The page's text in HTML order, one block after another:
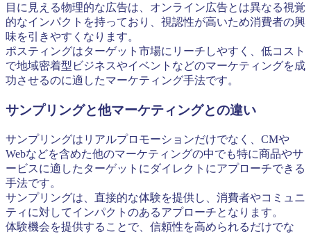
目に見える物理的な広告は、オンライン広告とは異なる視覚
的なインパクトを持っており、視認性が高いため消費者の興
味を引きやすくなります。
ポスティングはターゲット市場にリーチしやすく、低コスト
で地域密着型ビジネスやイベントなどのマーケティングを成
功させるのに適したマーケティング手法です。
サンプリングと他マーケティングとの違い
サンプリングはリアルプロモーションだけでなく、CMや
Webなどを含めた他のマーケティングの中でも特に商品やサ
ービスに適したターゲットにダイレクトにアプローチできる
手法です。
サンプリングは、直接的な体験を提供し、消費者やコミュニ
ティに対してインパクトのあるアプローチとなります。
体験機会を提供することで、信頼性を高められるだけでな